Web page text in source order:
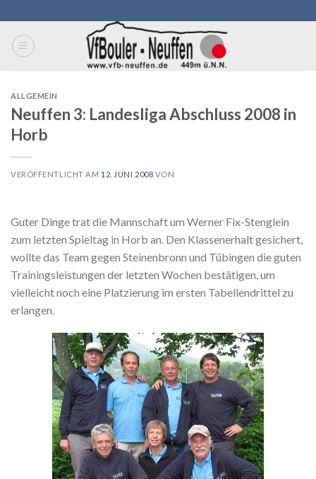
to
content
ALLGEMEIN
Neuffen 3: Landesliga Abschluss 2008 in
Horb
VERÖFFENTLICHT AM 12. JUNI 2008 VON
Guter Dinge trat die Mannschaft um Werner Fix-Stenglein
zum letzten Spieltag in Horb an. Den Klassenerhalt gesichert,
wollte das Team gegen Steinenbronn und Tübingen die guten
Trainingsleistungen der letzten Wochen bestätigen, um
vielleicht noch eine Platzierung im ersten Tabellendrittel zu
erlangen.